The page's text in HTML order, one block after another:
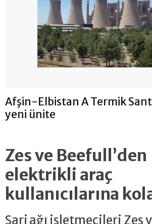
Afşin-Elbistan A Termik
yeni ünite
Zes ve Beefull’den
elektrikli araç
kullanıcılarına
Şarj ağı işletmecileri Zes